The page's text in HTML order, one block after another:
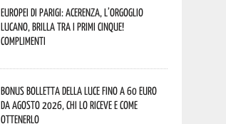
Europei di Parigi: Acerenza, l’orgoglio
lucano, brilla tra i primi cinque!
Complimenti
Bonus bolletta della luce fino a 60 euro
da agosto 2026, chi lo riceve e come
ottenerlo